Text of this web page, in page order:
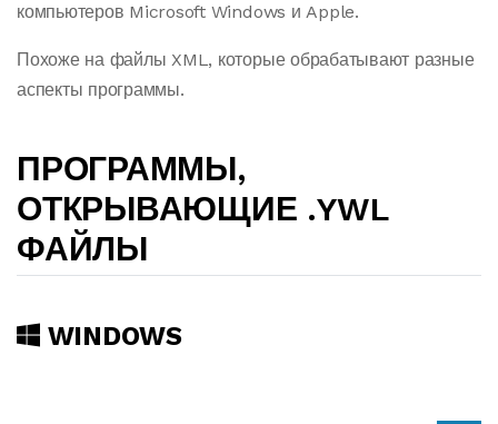
компьютеров Microsoft Windows и Apple.
Похоже на файлы XML, которые обрабатывают разные
аспекты программы.
ПРОГРАММЫ,
ОТКРЫВАЮЩИЕ .YWL
ФАЙЛЫ
WINDOWS